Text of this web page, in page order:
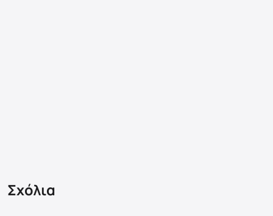
Σχόλια